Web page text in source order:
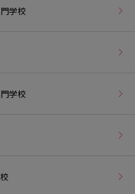
学校
学校